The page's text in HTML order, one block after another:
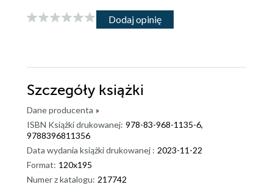
Dodaj opinię
Szczegóły książki
Dane producenta »
ISBN Książki drukowanej: 978-83-968-1135-6,
9788396811356
Data wydania książki drukowanej : 2023-11-22
Format: 120x195
Numer z katalogu: 217742